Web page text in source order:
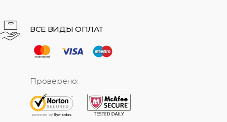
ВСЕ ВИДЫ ОПЛАТ
Проверено: